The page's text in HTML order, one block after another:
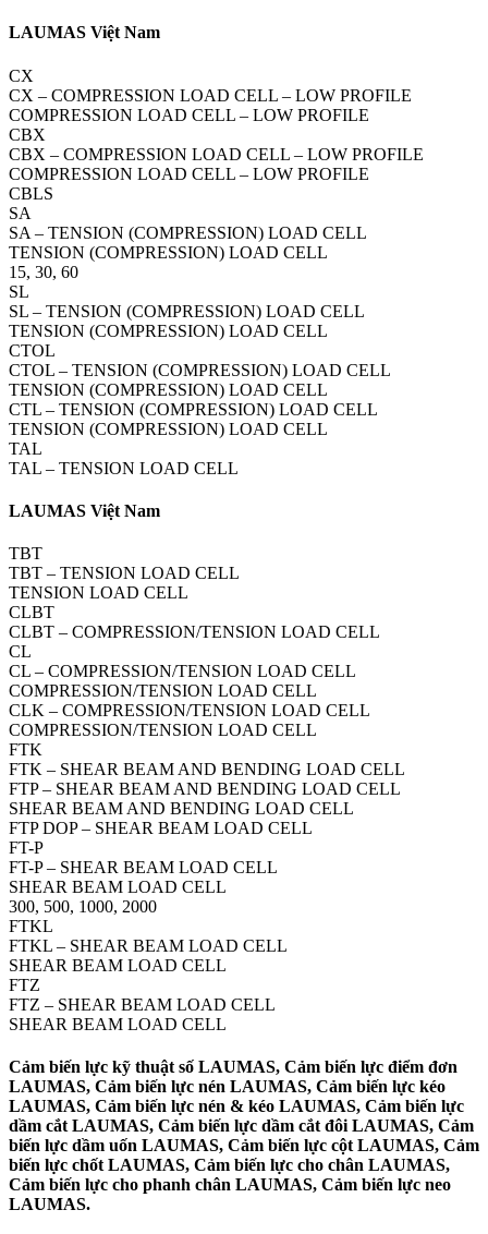
LAUMAS Việt Nam
CX
CX – COMPRESSION LOAD CELL – LOW PROFILE
COMPRESSION LOAD CELL – LOW PROFILE
CBX
CBX – COMPRESSION LOAD CELL – LOW PROFILE
COMPRESSION LOAD CELL – LOW PROFILE
CBLS
SA
SA – TENSION (COMPRESSION) LOAD CELL
TENSION (COMPRESSION) LOAD CELL
15, 30, 60
SL
SL – TENSION (COMPRESSION) LOAD CELL
TENSION (COMPRESSION) LOAD CELL
CTOL
CTOL – TENSION (COMPRESSION) LOAD CELL
TENSION (COMPRESSION) LOAD CELL
CTL – TENSION (COMPRESSION) LOAD CELL
TENSION (COMPRESSION) LOAD CELL
TAL
TAL – TENSION LOAD CELL
LAUMAS Việt Nam
TBT
TBT – TENSION LOAD CELL
TENSION LOAD CELL
CLBT
CLBT – COMPRESSION/TENSION LOAD CELL
CL
CL – COMPRESSION/TENSION LOAD CELL
COMPRESSION/TENSION LOAD CELL
CLK – COMPRESSION/TENSION LOAD CELL
COMPRESSION/TENSION LOAD CELL
FTK
FTK – SHEAR BEAM AND BENDING LOAD CELL
FTP – SHEAR BEAM AND BENDING LOAD CELL
SHEAR BEAM AND BENDING LOAD CELL
FTP DOP – SHEAR BEAM LOAD CELL
FT-P
FT-P – SHEAR BEAM LOAD CELL
SHEAR BEAM LOAD CELL
300, 500, 1000, 2000
FTKL
FTKL – SHEAR BEAM LOAD CELL
SHEAR BEAM LOAD CELL
FTZ
FTZ – SHEAR BEAM LOAD CELL
SHEAR BEAM LOAD CELL
Cảm biến lực kỹ thuật số LAUMAS, Cảm biến lực điểm đơn
LAUMAS, Cảm biến lực nén LAUMAS, Cảm biến lực kéo
LAUMAS, Cảm biến lực nén & kéo LAUMAS, Cảm biến lực
dầm cắt LAUMAS, Cảm biến lực dầm cắt đôi LAUMAS, Cảm
biến lực dầm uốn LAUMAS, Cảm biến lực cột LAUMAS, Cảm
biến lực chốt LAUMAS, Cảm biến lực cho chân LAUMAS,
Cảm biến lực cho phanh chân LAUMAS, Cảm biến lực neo
LAUMAS.